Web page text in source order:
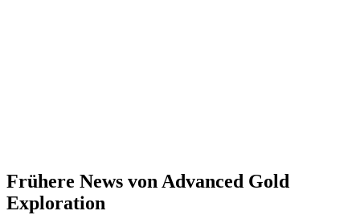
Frühere News von Advanced Gold
Exploration